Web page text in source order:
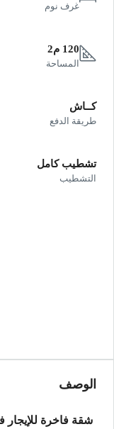
غرف نوم
120 م2
المساحة
كــاش
طريقة الدفع
تشطيب كامل
التشطيب
الوصف
شقة فاخرة للإيجار